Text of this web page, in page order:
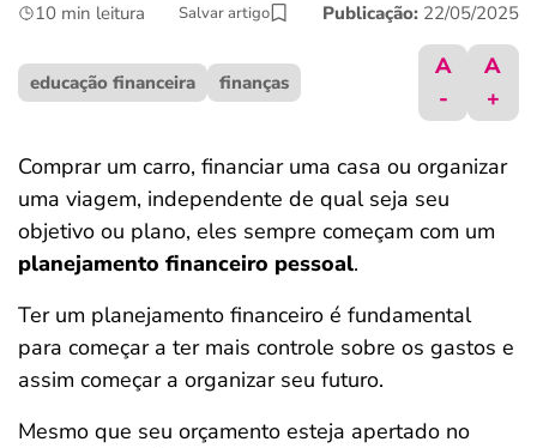
últimas notícias
ferramentas
10 min leitura Salvar artigo Publicação: 22/05/2025
educação financeira finanças
A
-
A
+
Comprar um carro, financiar uma casa ou organizar
uma viagem, independente de qual seja seu
objetivo ou plano, eles sempre começam com um
planejamento financeiro pessoal.
Ter um planejamento financeiro é fundamental
para começar a ter mais controle sobre os gastos e
assim começar a organizar seu futuro.
Mesmo que seu orçamento esteja apertado no